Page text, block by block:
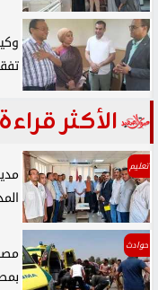
الأكثر قراءة
تعليم
حوادث